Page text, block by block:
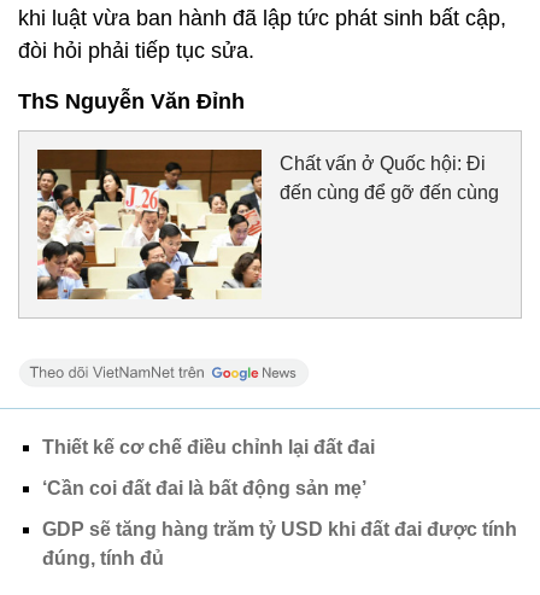
khi luật vừa ban hành đã lập tức phát sinh bất cập,
đòi hỏi phải tiếp tục sửa.
ThS Nguyễn Văn Đỉnh
Chất vấn ở Quốc hội: Đi
đến cùng để gỡ đến cùng
Thiết kế cơ chế điều chỉnh lại đất đai
‘Cần coi đất đai là bất động sản mẹ’
GDP sẽ tăng hàng trăm tỷ USD khi đất đai được tính
đúng, tính đủ